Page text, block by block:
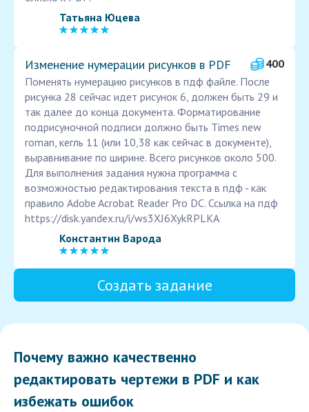
Татьяна Юцева
Изменение нумерации рисунков в PDF
400
Поменять нумерацию рисунков в пдф файле. После
рисунка 28 сейчас идет рисунок 6, должен быть 29 и
так далее до конца документа. Форматирование
подрисуночной подписи должно быть Times new
roman, кегль 11 (или 10,38 как сейчас в документе),
выравнивание по ширине. Всего рисунков около 500.
Для выполнения задания нужна программа с
возможностью редактирования текста в пдф - как
правило Adobe Acrobat Reader Pro DC. Ссылка на пдф
https://disk.yandex.ru/i/ws3XJ6XykRPLKA
Константин Варода
Создать задание
Почему важно качественно
редактировать чертежи в PDF и как
избежать ошибок